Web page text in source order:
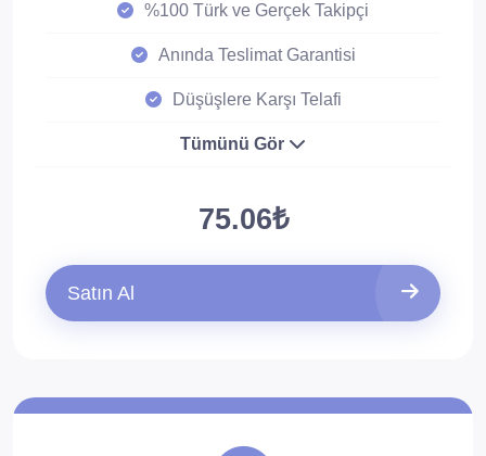
%100 Türk ve Gerçek Takipçi
Anında Teslimat Garantisi
Düşüşlere Karşı Telafi
Tümünü Gör
75.06₺
Satın Al